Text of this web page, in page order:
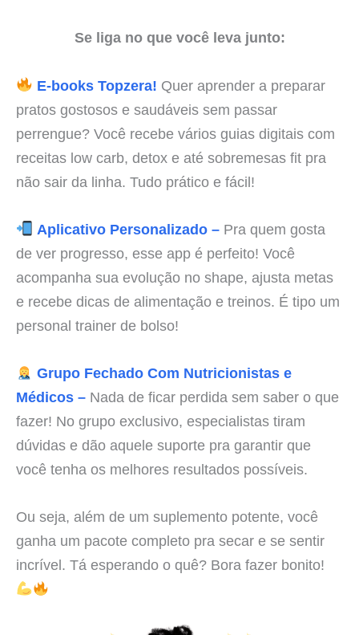
Se liga no que você leva junto:
E-books Topzera! Quer aprender a preparar
pratos gostosos e saudáveis sem passar
perrengue? Você recebe vários guias digitais com
receitas low carb, detox e até sobremesas fit pra
não sair da linha. Tudo prático e fácil!
Aplicativo Personalizado –Pra quem gosta
de ver progresso, esse app é perfeito! Você
acompanha sua evolução no shape, ajusta metas
e recebe dicas de alimentação e treinos. É tipo um
personal trainer de bolso!
Grupo Fechado Com Nutricionistas e
Médicos – Nada de ficar perdida sem saber o que
fazer! No grupo exclusivo, especialistas tiram
dúvidas e dão aquele suporte pra garantir que
você tenha os melhores resultados possíveis.
Ou seja, além de um suplemento potente, você
ganha um pacote completo pra secar e se sentir
incrível. Tá esperando o quê? Bora fazer bonito!